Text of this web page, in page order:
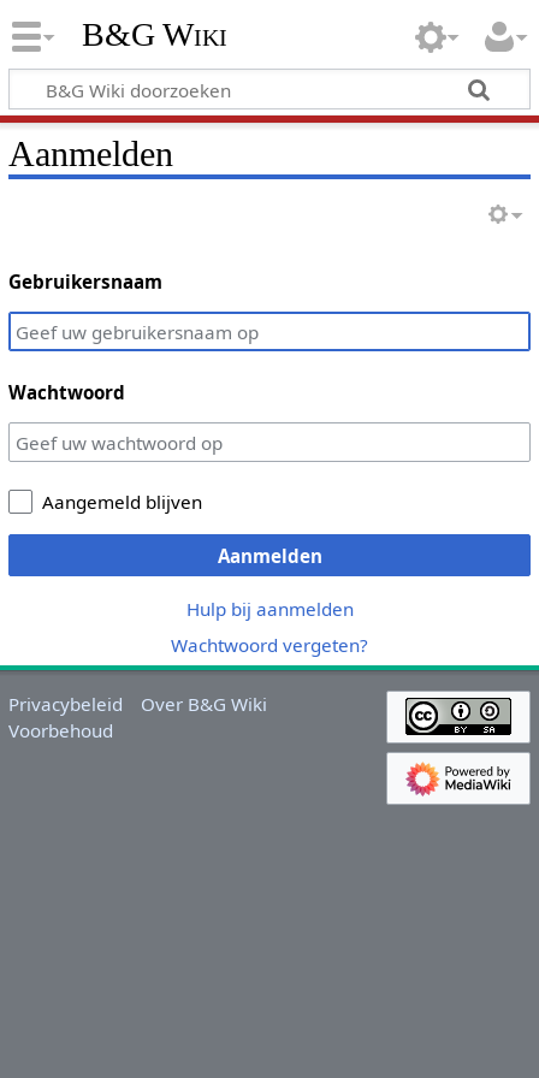
B&G Wiki
Aanmelden
Gebruikersnaam
Wachtwoord
Aangemeld blijven
Aanmelden
Hulp bij aanmelden
Wachtwoord vergeten?
Privacybeleid
Over B&G Wiki
Voorbehoud